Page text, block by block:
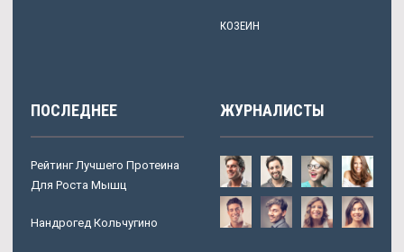
КОЗЕИН
ПОСЛЕДНЕЕ
Рейтинг Лучшего Протеина
Для Роста Мышц
Нандрогед Кольчугино
ЖУРНАЛИСТЫ